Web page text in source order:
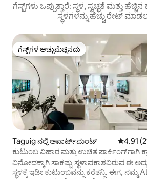
ಗೆಸ್ಟ್‌ಗಳು ಒಪ್ಪುತ್ತಾರೆ: ಸ್ಥಳ, ಸ್ವಚ್ಛತೆ ಮತ್ತು
ಸ್ಥಳಗಳನ್ನು ಹೆಚ್ಚು ರೇಟ್
ಗೆಸ್ಟ್‌ಗಳ ಅಚ್ಚುಮೆಚ್ಚಿನದು
ಗೆಸ್ಟ್‌ಗಳ ಅಚ್ಚುಮೆಚ್ಚಿನದು
Taguig ನಲ್ಲಿ ಅಪಾರ್ಟ್‌ಮಂಟ್ 5 ರಲ್ಲಿ
4.91
ಕುಟುಂಬ ವಿಹಾರ ಮತ್ತು ಉಚಿತ ಪಾರ್ಕಿಂಗ್‌ಗಾಗಿ
ಗ್ಲಾಮ್
ವಿನೋದಕ್ಕಾಗಿ ಸಾಕಷ್ಟು ಸ್ಥಳಾವಕಾಶವಿರುವ ಈ
ಸ್ಥಳಕ್ಕೆ ಇಡೀ ಕುಟುಂಬವನ್ನು ಕರೆತನ್ನಿ. ಈಗ, ನಮ್ಮ